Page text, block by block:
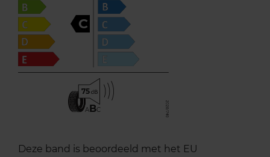
C
75
ABC
Deze band is beoordeeld met het EU